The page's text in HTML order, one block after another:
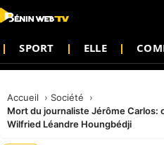
SPORT ELLE
Accueil
Société
Mort du journaliste Jérôme Carlos:
Wilfried Léandre Houngbédji